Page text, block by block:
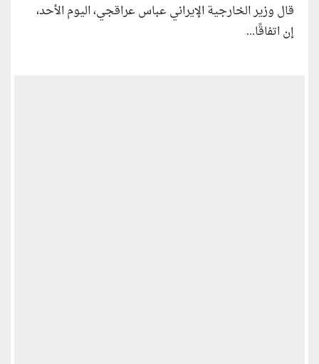
قال وزير الخارجية الإيراني عباس عراقجي، اليوم الأحد،
إن اتفاقًا...